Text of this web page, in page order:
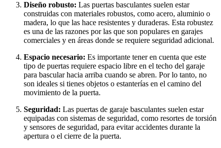
Diseño robusto: Las puertas basculantes suelen estar
construidas con materiales robustos, como acero, aluminio o
madera, lo que las hace resistentes y duraderas. Esta robustez
es una de las razones por las que son populares en garajes
comerciales y en áreas donde se requiere seguridad adicional.
Espacio necesario: Es importante tener en cuenta que este
tipo de puertas requiere espacio libre en el techo del garaje
para bascular hacia arriba cuando se abren. Por lo tanto, no
son ideales si tienes objetos o estanterías en el camino del
movimiento de la puerta.
Seguridad: Las puertas de garaje basculantes suelen estar
equipadas con sistemas de seguridad, como resortes de torsión
y sensores de seguridad, para evitar accidentes durante la
apertura o el cierre de la puerta.